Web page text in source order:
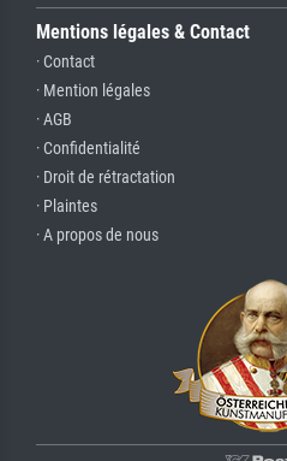
Mentions légales & Contact
· Contact
· Mention légales
· AGB
· Confidentialité
· Droit de rétractation
· Plaintes
· A propos de nous